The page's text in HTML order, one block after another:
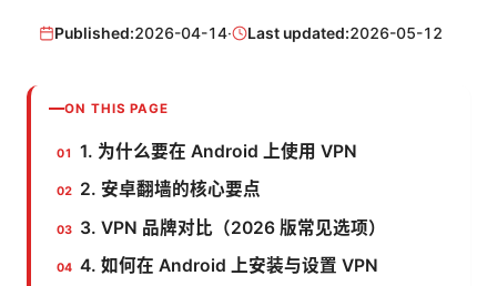
Published:2026-04-14· Last updated:2026-05-12
ON THIS PAGE
1. 为什么要在 Android 上使用 VPN
2. 安卓翻墙的核心要点
3. VPN 品牌对比（2026 版常见选项）
4. 如何在 Android 上安装与设置 VPN